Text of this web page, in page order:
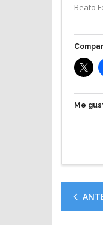
Beato
Me